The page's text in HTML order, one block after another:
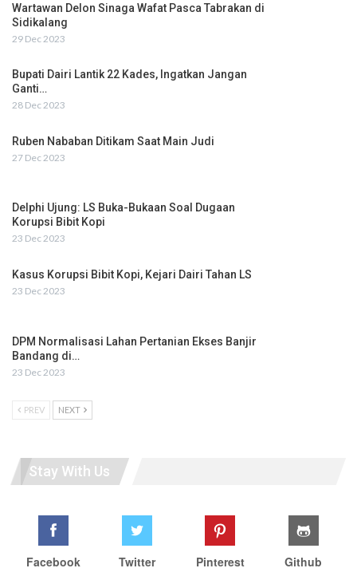
Wartawan Delon Sinaga Wafat Pasca Tabrakan di
Sidikalang
29 Dec 2023
Bupati Dairi Lantik 22 Kades, Ingatkan Jangan
Ganti…
28 Dec 2023
Ruben Nababan Ditikam Saat Main Judi
27 Dec 2023
Delphi Ujung: LS Buka-Bukaan Soal Dugaan
Korupsi Bibit Kopi
23 Dec 2023
Kasus Korupsi Bibit Kopi, Kejari Dairi Tahan LS
23 Dec 2023
DPM Normalisasi Lahan Pertanian Ekses Banjir
Bandang di…
23 Dec 2023
PREV NEXT
Stay With Us
Facebook Twitter Pinterest Github